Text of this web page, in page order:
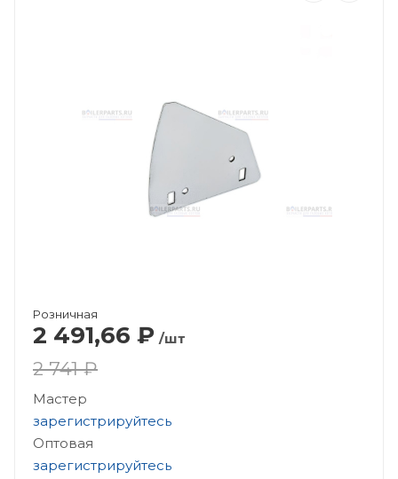
Розничная
2 491,66 ₽ /шт
2 741 ₽
Мастер
зарегистрируйтесь
Оптовая
зарегистрируйтесь